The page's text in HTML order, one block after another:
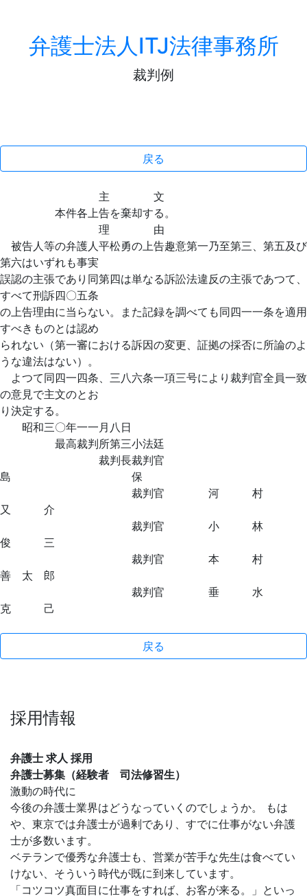
弁護士法人ITJ法律事務所
裁判例
戻る
主 文
本件各上告を棄却する。
理 由
被告人等の弁護人平松勇の上告趣意第一乃至第三、第五及び
第六はいずれも事実
誤認の主張であり同第四は単なる訴訟法違反の主張であつて、
すべて刑訴四〇五条
の上告理由に当らない。また記録を調べても同四一一条を適用
すべきものとは認め
られない（第一審における訴因の変更、証拠の採否に所論のよ
うな違法はない）。
よつて同四一四条、三八六条一項三号により裁判官全員一致
の意見で主文のとお
り決定する。
昭和三〇年一一月八日
最高裁判所第三小法廷
裁判長裁判官
島 保
裁判官 河 村
又 介
裁判官 小 林
俊 三
裁判官 本 村
善 太 郎
裁判官 垂 水
克 己
戻る
採用情報
弁護士 求人 採用
弁護士募集（経験者 司法修習生）
激動の時代に
今後の弁護士業界はどうなっていくのでしょうか。 もは
や、東京では弁護士が過剰であり、すでに仕事がない弁護
士が多数います。
ベテランで優秀な弁護士も、営業が苦手な先生は食べてい
けない、そういう時代が既に到来しています。
「コツコツ真面目に仕事をすれば、お客が来る。」といっ